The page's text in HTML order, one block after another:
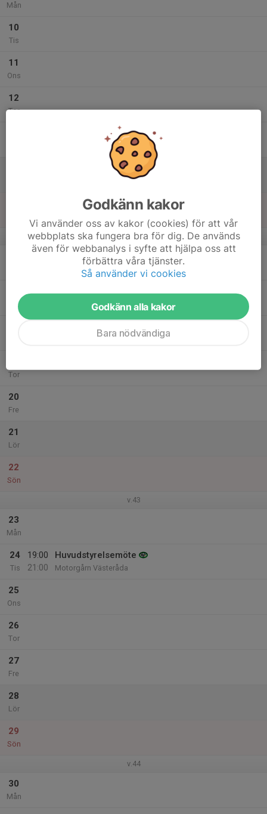
Mån
10
Tis
11
Ons
12
Tor
v.42
Tis
Tor
20
Fre
21
Lör
22
Sön
v.43
23
Mån
24
Tis
19:00
21:00
Huvudstyrelsemöte
Motorgårn Västeråda
25
Ons
26
Tor
27
Fre
28
Lör
29
Sön
v.44
30
Mån
Godkänn kakor
Vi använder oss av kakor (cookies) för att vår
webbplats ska fungera bra för dig. De används
även för webbanalys i syfte att hjälpa oss att
förbättra våra tjänster.
Så använder vi cookies
Godkänn alla kakor
Bara nödvändiga